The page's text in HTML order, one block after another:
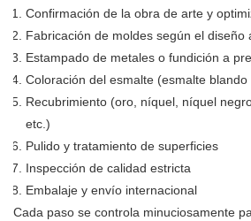
Confirmación de la obra de arte y
Fabricación de moldes según el diseño
Estampado de metales o fundición a
Coloración del esmalte (esmalte blando
Recubrimiento (oro, níquel, níquel
etc.)
Pulido y tratamiento de superficies
Inspección de calidad estricta
Embalaje y envío internacional
Cada paso se controla minuciosamente